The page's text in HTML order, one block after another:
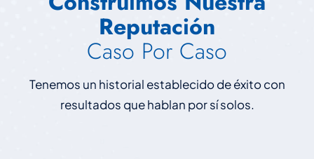
Reputación
Caso Por Caso
Tenemos un historial establecido de éxito con
resultados que hablan por sí solos.